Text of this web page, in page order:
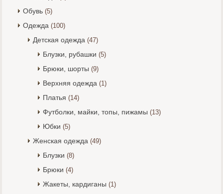
Обувь (5)
Одежда (100)
Детская одежда (47)
Блузки, рубашки (5)
Брюки, шорты (9)
Верхняя одежда (1)
Платья (14)
Футболки, майки, топы, пижамы (13)
Юбки (5)
Женская одежда (49)
Блузки (8)
Брюки (4)
Жакеты, кардиганы (1)